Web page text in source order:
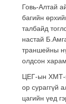
Говь-Алтай
багийн
талбайд
настай
траншейны
олдсон
ЦЕГ-ын ХМТ-
ор сураггүй
цагийн үед